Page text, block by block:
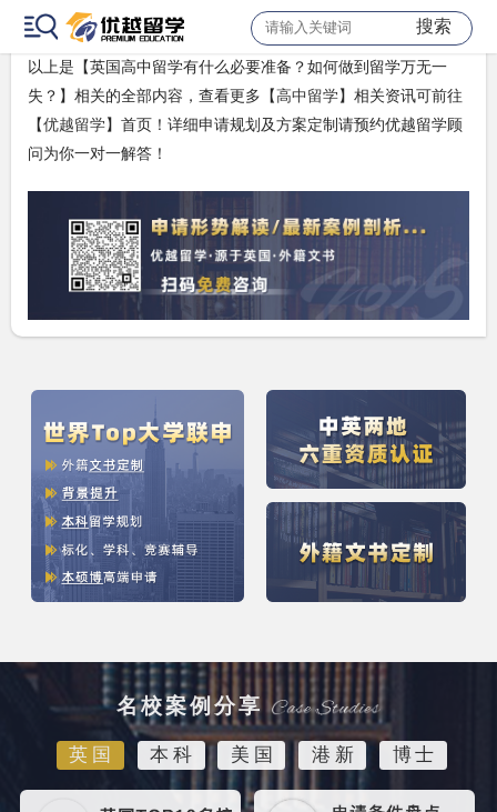
搜索
10、护照/出生证复印件等。
以上是【英国高中留学有什么必要准备？如何做到留学万无一
失？】相关的全部内容，查看更多【高中留学】相关资讯可前往
【优越留学】首页！详细申请规划及方案定制请预约优越留学顾
问为你一对一解答！
名校案例分享
英国 本科 美国 港新 博士